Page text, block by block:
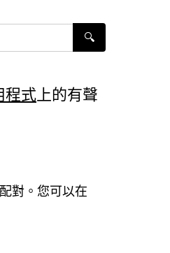
🔍
程式 上的有聲
對。您可以在